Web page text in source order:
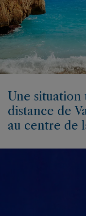
Une situation
distance de
au centre de